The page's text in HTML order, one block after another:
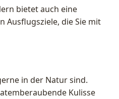
bietet auch eine
Ausflugsziele, die Sie mit
in der Natur sind.
Kulisse